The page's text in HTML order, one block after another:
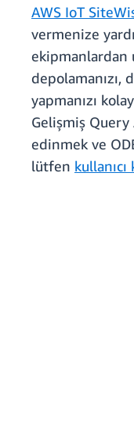
AWS IoT
vermenize
ekipmanlardan
depolamanızı,
yapmanızı
Gelişmiş Query
edinmek ve
lütfen kullanıcı